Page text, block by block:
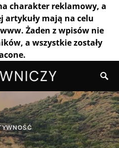
charakter reklamowy, a
artykuły mają na celu
Żaden z wpisów nie
a wszystkie zostały